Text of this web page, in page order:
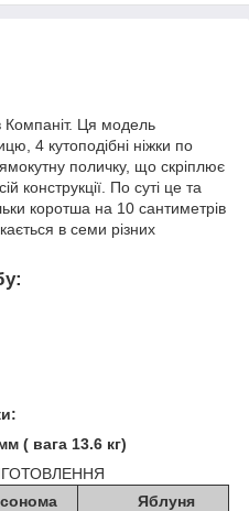
Ця модель
4 кутоподібні ніжки по
поличку, що скріплює
конструкції. По суті це та
коротша на 10 сантиметрів
в семи різних
( вага 13.6 кг)
Яблуня